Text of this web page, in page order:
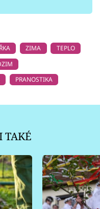
ZIMA
TEPLO
PRANOSTIKA
TAKÉ